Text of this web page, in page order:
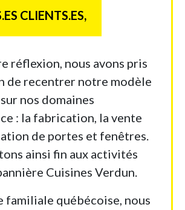
CLIENTS.ES,
réflexion, nous avons pris
de recentrer notre modèle
nos domaines
: la fabrication, la vente
de portes et fenêtres.
ainsi fin aux activités
Cuisines Verdun.
familiale québécoise, nous